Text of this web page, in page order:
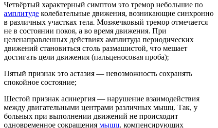
Четвёртый характерный симптом это тремор небольшие по
амплитуде колебательные движения, возникающие синхронно
в различных участках тела. Мозжечковый тремор отмечается
не в состоянии покоя, а во время движения. При
целенаправленных действиях амплитуда периодических
движений становиться столь размашистой, что мешает
достигать цели движения (пальценосовая проба);
Пятый признак это астазия — невозможность сохранять
спокойное состояние;
Шестой признак асинергия — нарушение взаимодействия
между двигательными центрами различных мышц. Так, у
больных при выполнении движений не происходит
одновременное сокращения мышц, компенсирующих